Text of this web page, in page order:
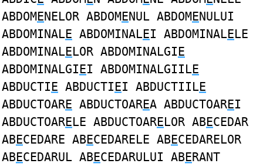
ABDOMENELOR ABDOMENUL ABDOMENULUI
ABDOMINALE ABDOMINALEI ABDOMINALELE
ABDOMINALELOR ABDOMINALGIE
ABDOMINALGIEI ABDOMINALGIILE
ABDUCTIE ABDUCTIEI ABDUCTIILE
ABDUCTOARE ABDUCTOAREA ABDUCTOAREI
ABDUCTOARELE ABDUCTOARELOR ABECEDAR
ABECEDARE ABECEDARELE ABECEDARELOR
ABECEDARUL ABECEDARULUI ABERANT